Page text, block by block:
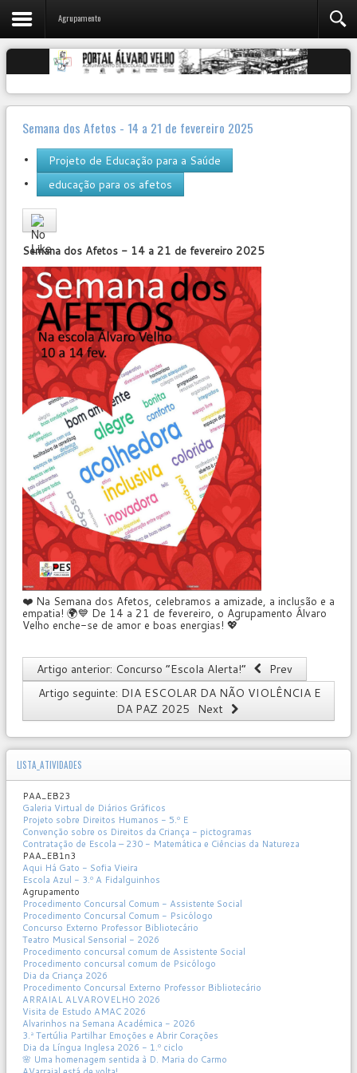
Agrupamento
Semana dos Afetos - 14 a 21 de fevereiro 2025
Projeto de Educação para a Saúde
educação para os afetos
Rating:
Semana dos Afetos - 14 a 21 de fevereiro 2025
❤️ Na Semana dos Afetos, celebramos a amizade, a inclusão e a
empatia! 🌍💙 De 14 a 21 de fevereiro, o Agrupamento Álvaro
Velho enche-se de amor e boas energias! 💖
Artigo anterior: Concurso “Escola Alerta!”
Prev
Artigo seguinte: DIA ESCOLAR DA NÃO VIOLÊNCIA E
DA PAZ 2025 Next
LISTA_ATIVIDADES
PAA_EB23
Galeria Virtual de Diários Gráficos
Projeto sobre Direitos Humanos - 5.º E
Convenção sobre os Direitos da Criança - pictogramas
Contratação de Escola – 230 - Matemática e Ciências da Natureza
PAA_EB1n3
Aqui Há Gato - Sofia Vieira
Escola Azul - 3.º A Fidalguinhos
Agrupamento
Procedimento Concursal Comum - Assistente Social
Procedimento Concursal Comum - Psicólogo
Concurso Externo Professor Bibliotecário
Teatro Musical Sensorial - 2026
Procedimento concursal comum de Assistente Social
Procedimento concursal comum de Psicólogo
Dia da Criança 2026
Procedimento Concursal Externo Professor Bibliotecário
ARRAIAL ALVAROVELHO 2026
Visita de Estudo AMAC 2026
Alvarinhos na Semana Académica - 2026
3.ª Tertúlia Partilhar Emoções e Abrir Corações
Dia da Língua Inglesa 2026 - 1.º ciclo
🌸 Uma homenagem sentida à D. Maria do Carmo